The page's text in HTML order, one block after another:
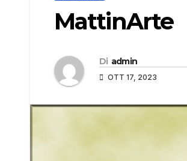
MattinArte
Di admin
OTT 17, 2023